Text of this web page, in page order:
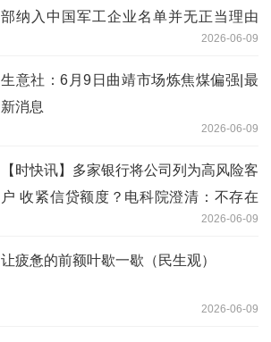
部纳入中国军工企业名单并无正当理由
2026-06-09
生意社：6月9日曲靖市场炼焦煤偏强|最
新消息
2026-06-09
【时快讯】多家银行将公司列为高风险客
户 收紧信贷额度？电科院澄清：不存在
2026-06-09
让疲惫的前额叶歇一歇（民生观）
2026-06-09